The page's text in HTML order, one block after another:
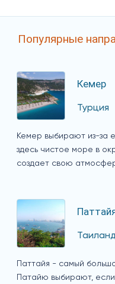
Популярные
Кемер
Турция
Кемер выбирают из-за
здесь чистое море в
создает свою
Таиланд
Паттайя - самый
Патайю выбирают, если